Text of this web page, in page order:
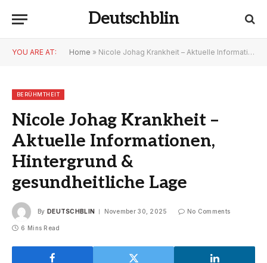
Deutschblin
YOU ARE AT: Home » Nicole Johag Krankheit – Aktuelle Informationen, Hintergrund & gesundheitliche Lage
BERÜHMTHEIT
Nicole Johag Krankheit –
Aktuelle Informationen,
Hintergrund &
gesundheitliche Lage
By DEUTSCHBLIN November 30, 2025 No Comments
6 Mins Read